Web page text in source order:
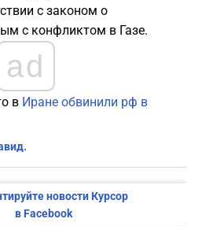
с законом о
с конфликтом в Газе.
ad
в Иране обвинили рф в
новости Курсор
в Facebook